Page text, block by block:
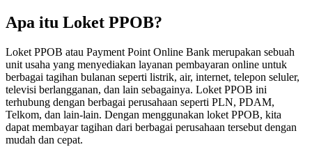
Apa itu Loket PPOB?
Loket PPOB atau Payment Point Online Bank merupakan sebuah
unit usaha yang menyediakan layanan pembayaran online untuk
berbagai tagihan bulanan seperti listrik, air, internet, telepon seluler,
televisi berlangganan, dan lain sebagainya. Loket PPOB ini
terhubung dengan berbagai perusahaan seperti PLN, PDAM,
Telkom, dan lain-lain. Dengan menggunakan loket PPOB, kita
dapat membayar tagihan dari berbagai perusahaan tersebut dengan
mudah dan cepat.